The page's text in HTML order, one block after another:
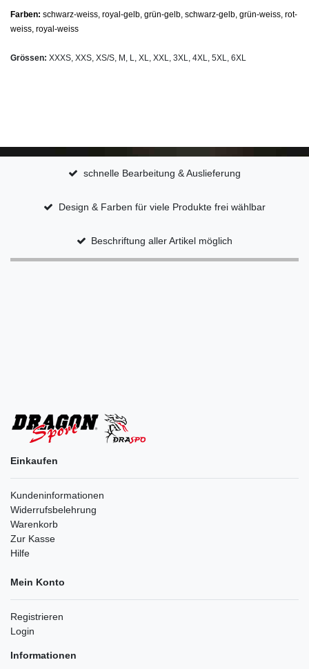
Farben: schwarz-weiss, royal-gelb, grün-gelb, schwarz-gelb, grün-weiss, rot-
weiss, royal-weiss
Grössen: XXXS, XXS, XS/S, M, L, XL, XXL, 3XL, 4XL, 5XL, 6XL
schnelle Bearbeitung & Auslieferung
Design & Farben für viele Produkte frei wählbar
Beschriftung aller Artikel möglich
Einkaufen
Kundeninformationen
Widerrufsbelehrung
Warenkorb
Zur Kasse
Hilfe
Mein Konto
Registrieren
Login
Informationen